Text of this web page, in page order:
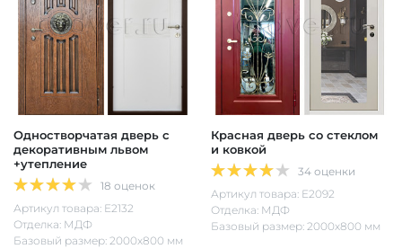
Одностворчатая дверь с
декоративным львом
+утепление
18 оценок
Артикул товара: Е2132
Отделка: МДФ
Базовый размер: 2000х800 мм
Красная дверь со стеклом
и ковкой
34 оценки
Артикул товара: Е2092
Отделка: МДФ
Базовый размер: 2000х800 мм